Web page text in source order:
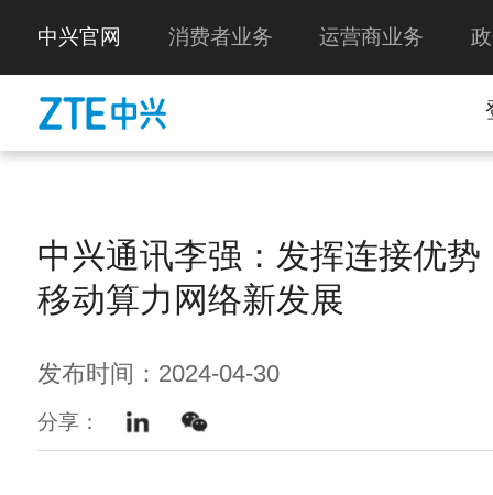
中兴官网 消费者业务 运营商业务
中兴通讯李强：发挥连接优势
移动算力网络新发展
发布时间：2024-04-30
分享：